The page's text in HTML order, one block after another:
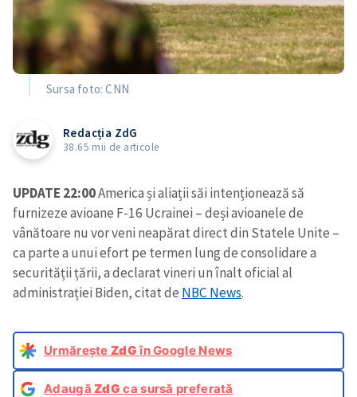
Sursa foto: CNN
Redacția ZdG
38.65 mii de articole
UPDATE 22:00America și aliații săi intenționează să
furnizeze avioane F-16 Ucrainei – deși avioanele de
vânătoare nu vor veni neapărat direct din Statele Unite –
ca parte a unui efort pe termen lung de consolidare a
securității țării, a declarat vineri un înalt oficial al
administrației Biden, citat de NBC News.
Urmărește ZdGîn Google News
AdaugăZdG ca sursă preferată